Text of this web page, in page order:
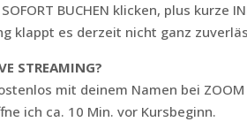
BUCHEN klicken, plus kurze
klappt es derzeit nicht ganz
STREAMING?
mit deinem Namen bei
ich ca. 10 Min. vor Kursbeginn.